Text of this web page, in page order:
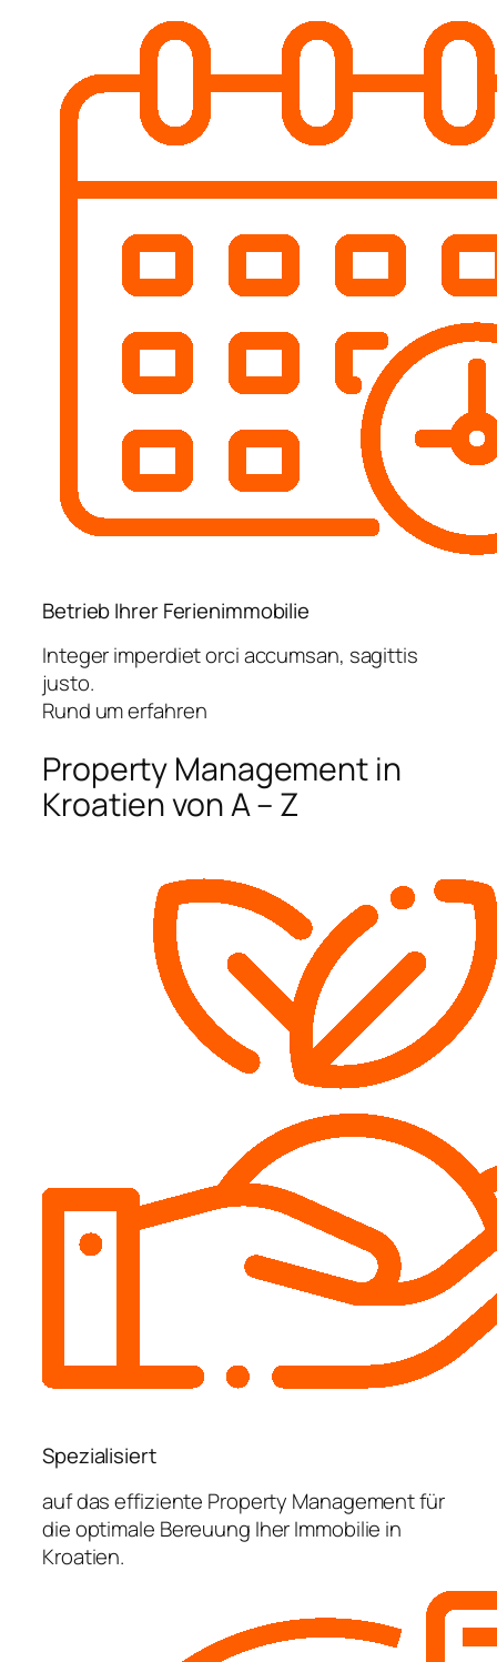
Betrieb Ihrer Ferienimmobilie
Integer imperdiet orci accumsan, sagittis
justo.
Rund um erfahren
Property Management in
Kroatien von A – Z
Spezialisiert
auf das effiziente Property Management für
die optimale Bereuung Iher Immobilie in
Kroatien.